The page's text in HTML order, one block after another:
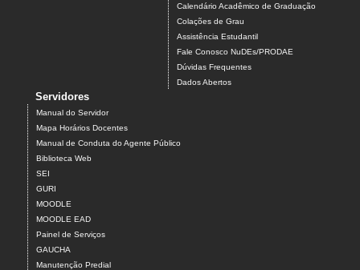
Calendário Acadêmico de Graduação
Colações de Grau
Assistência Estudantil
Fale Conosco NuDEs/PRODAE
Dúvidas Frequentes
Dados Abertos
Servidores
Manual do Servidor
Mapa Horários Docentes
Manual de Conduta do Agente Público
Biblioteca Web
SEI
GURI
MOODLE
MOODLE EAD
Painel de Serviços
GAUCHA
Manutenção Predial